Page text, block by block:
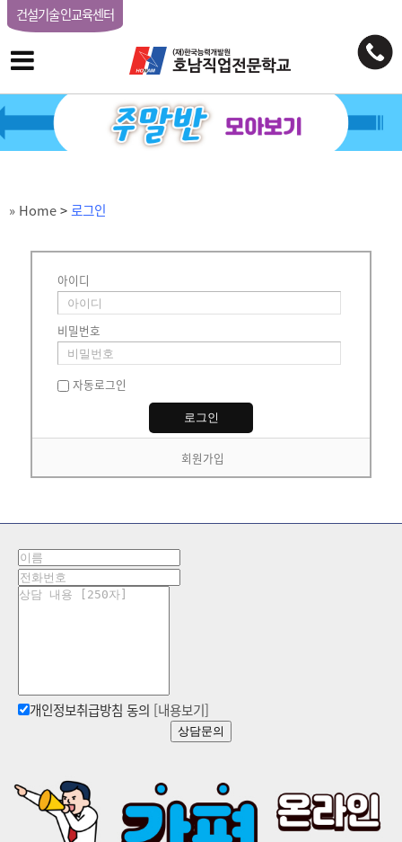
건설기술인교육센터
» Home>로그인
아이디
비밀번호
자동로그인
회원가입
개인정보취급방침 동의 [내용보기]
상담문의